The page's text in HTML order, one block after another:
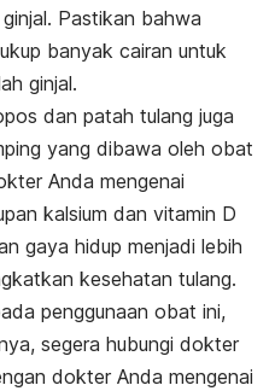
Pastikan bahwa
banyak cairan untuk
ginjal.
dan patah tulang juga
yang dibawa oleh obat
Anda mengenai
kalsium dan vitamin D
gaya hidup menjadi lebih
kesehatan tulang.
penggunaan obat ini,
segera hubungi dokter
dokter Anda mengenai